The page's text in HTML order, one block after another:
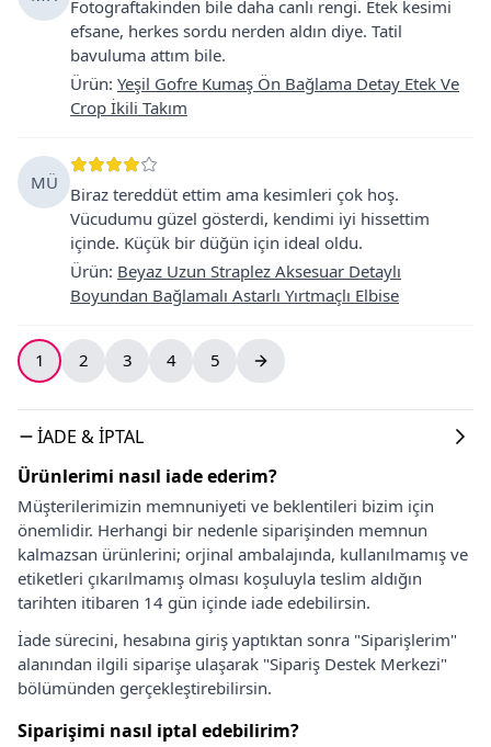
Fotograftakinden bile daha canlı rengi. Etek kesimi
efsane, herkes sordu nerden aldın diye. Tatil
bavuluma attım bile.
Ürün: Yeşil Gofre Kumaş Ön Bağlama Detay Etek Ve
Crop İkili Takım
MÜ
Biraz tereddüt ettim ama kesimleri çok hoş.
Vücudumu güzel gösterdi, kendimi iyi hissettim
içinde. Küçük bir düğün için ideal oldu.
Ürün: Beyaz Uzun Straplez Aksesuar Detaylı
Boyundan Bağlamalı Astarlı Yırtmaçlı Elbise
1 2 3 4 5
İADE & İPTAL
Ürünlerimi nasıl iade ederim?
Müşterilerimizin memnuniyeti ve beklentileri bizim için
önemlidir. Herhangi bir nedenle siparişinden memnun
kalmazsan ürünlerini; orjinal ambalajında, kullanılmamış ve
etiketleri çıkarılmamış olması koşuluyla teslim aldığın
tarihten itibaren 14 gün içinde iade edebilirsin.
İade sürecini, hesabına giriş yaptıktan sonra "Siparişlerim"
alanından ilgili siparişe ulaşarak "Sipariş Destek Merkezi"
bölümünden gerçekleştirebilirsin.
Siparişimi nasıl iptal edebilirim?